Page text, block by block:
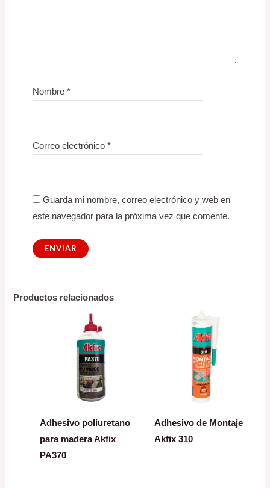
Nombre *
Correo electrónico *
Guarda mi nombre, correo electrónico y web en
este navegador para la próxima vez que comente.
Productos relacionados
Adhesivo poliuretano
para madera Akfix
PA370
Adhesivo de Montaje
Akfix 310